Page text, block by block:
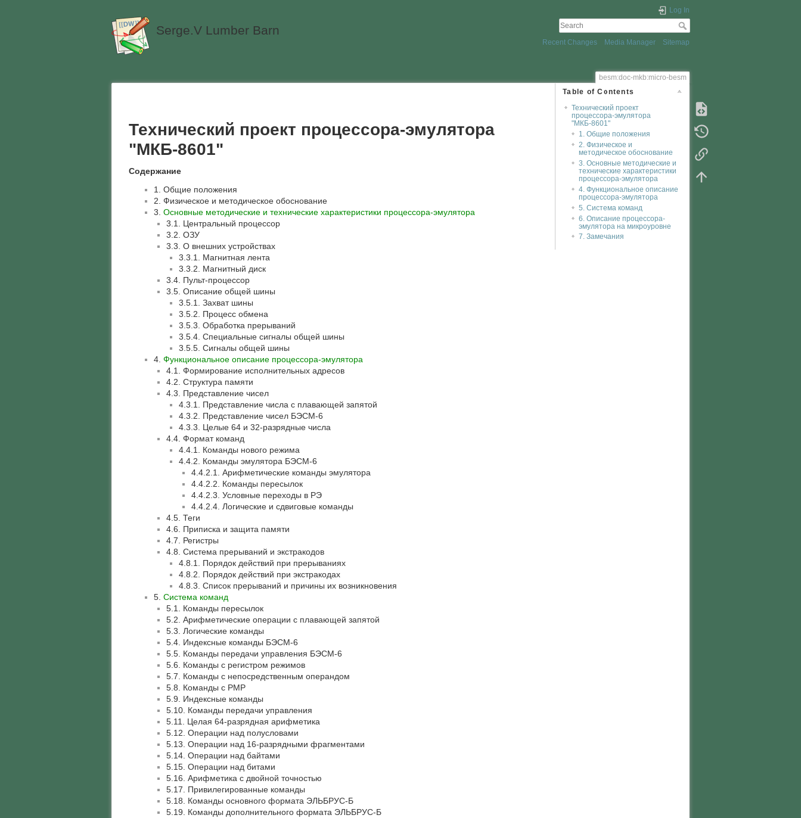
Serge.V Lumber Barn
Log In
Recent Changes Media Manager Sitemap
besm:doc-mkb:micro-besm
Table of Contents
Технический проект
процессора-эмулятора
"МКБ-8601"
1. Общие положения
2. Физическое и
методическое обоснование
3. Основные методические и
технические характеристики
процессора-эмулятора
4. Функциональное описание
процессора-эмулятора
5. Система команд
6. Описание процессора-
эмулятора на микроуровне
7. Замечания
Технический проект процессора-эмулятора
"МКБ-8601"
Содержание
1. Общие положения
2. Физическое и методическое обоснование
3. Основные методические и технические характеристики процессора-эмулятора
3.1. Центральный процессор
3.2. ОЗУ
3.3. О внешних устройствах
3.3.1. Магнитная лента
3.3.2. Магнитный диск
3.4. Пульт-процессор
3.5. Описание общей шины
3.5.1. Захват шины
3.5.2. Процесс обмена
3.5.3. Обработка прерываний
3.5.4. Специальные сигналы общей шины
3.5.5. Сигналы общей шины
4. Функциональное описание процессора-эмулятора
4.1. Формирование исполнительных адресов
4.2. Структура памяти
4.3. Представление чисел
4.3.1. Представление числа с плавающей запятой
4.3.2. Представление чисел БЭСМ-6
4.3.3. Целые 64 и 32-разрядные числа
4.4. Формат команд
4.4.1. Команды нового режима
4.4.2. Команды эмулятора БЭСМ-6
4.4.2.1. Арифметические команды эмулятора
4.4.2.2. Команды пересылок
4.4.2.3. Условные переходы в РЭ
4.4.2.4. Логические и сдвиговые команды
4.5. Теги
4.6. Приписка и защита памяти
4.7. Регистры
4.8. Система прерываний и экстракодов
4.8.1. Порядок действий при прерываниях
4.8.2. Порядок действий при экстракодах
4.8.3. Список прерываний и причины их возникновения
5. Система команд
5.1. Команды пересылок
5.2. Арифметические операции с плавающей запятой
5.3. Логические команды
5.4. Индексные команды БЭСМ-6
5.5. Команды передачи управления БЭСМ-6
5.6. Команды с регистром режимов
5.7. Команды с непосредственным операндом
5.8. Команды с РМР
5.9. Индексные команды
5.10. Команды передачи управления
5.11. Целая 64-разрядная арифметика
5.12. Операции над полусловами
5.13. Операции над 16-разрядными фрагментами
5.14. Операции над байтами
5.15. Операции над битами
5.16. Арифметика с двойной точностью
5.17. Привилегированные команды
5.18. Команды основного формата ЭЛЬБРУС-Б
5.19. Команды дополнительного формата ЭЛЬБРУС-Б